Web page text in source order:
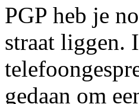
PGP heb je
straat liggen.
gedaan om